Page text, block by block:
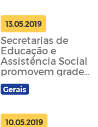
13.05.2019
Secretarias de
Educação e
Assistência Social
promovem grade
evento em
comemoração ao Dia
Gerais
10.05.2019